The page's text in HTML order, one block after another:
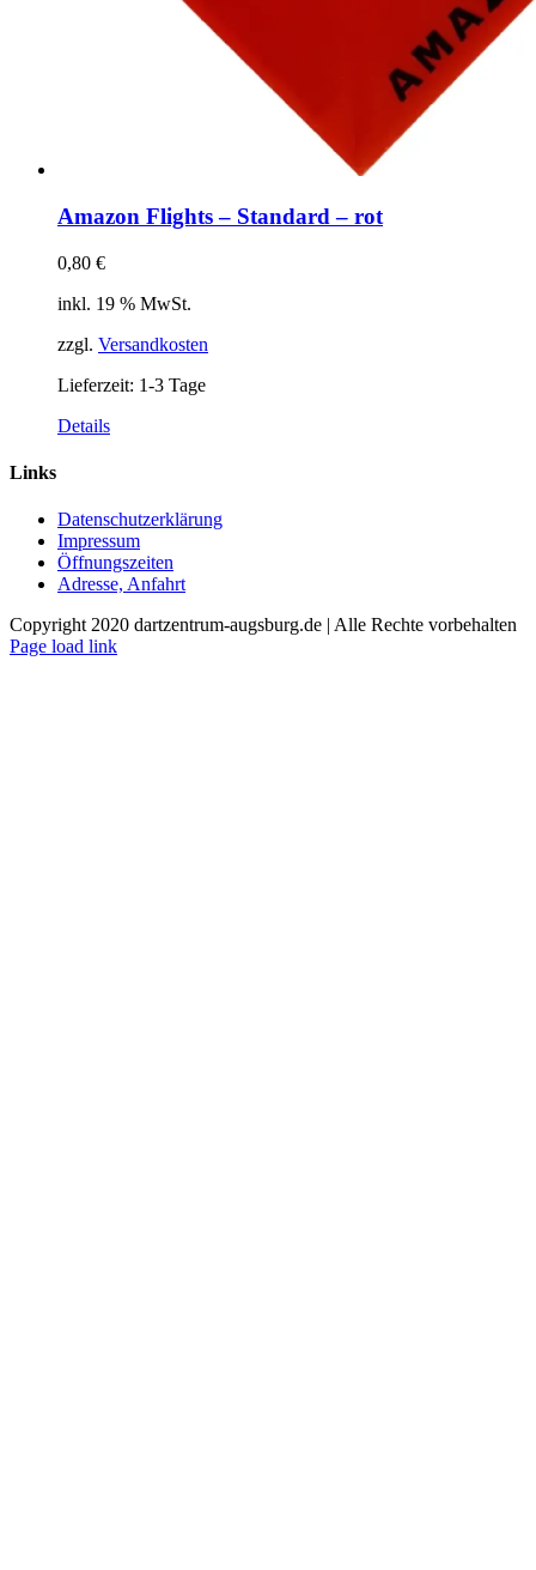
Amazon Flights – Standard – rot
0,80 €
inkl. 19 % MwSt.
zzgl. Versandkosten
Lieferzeit: 1-3 Tage
Details
Links
Datenschutzerklärung
Impressum
Öffnungszeiten
Adresse, Anfahrt
Copyright 2020 dartzentrum-augsburg.de | Alle Rechte vorbehalten
Facebook
Instagram
YouTube
Page load link